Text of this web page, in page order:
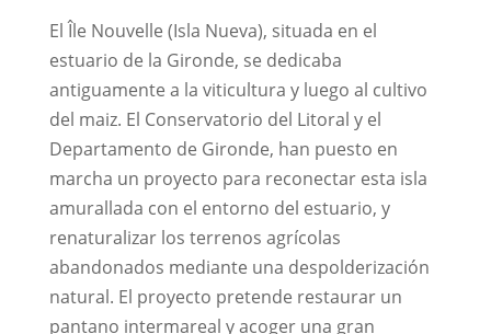
El Île Nouvelle (Isla Nueva), situada en el
estuario de la Gironde, se dedicaba
antiguamente a la viticultura y luego al cultivo
del maiz. El Conservatorio del Litoral y el
Departamento de Gironde, han puesto en
marcha un proyecto para reconectar esta isla
amurallada con el entorno del estuario, y
renaturalizar los terrenos agrícolas
abandonados mediante una despolderización
natural. El proyecto pretende restaurar un
pantano intermareal y acoger una gran